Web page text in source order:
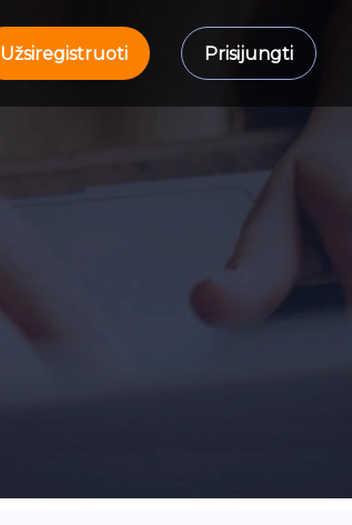
Užsiregistruoti Prisijungti